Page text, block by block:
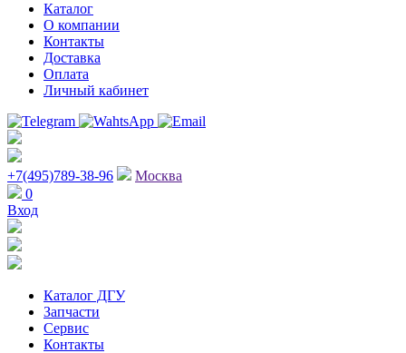
Каталог
О компании
Контакты
Доставка
Оплата
Личный кабинет
+7(495)789-38-96
Москва
0
Вход
Каталог ДГУ
Запчасти
Сервис
Контакты